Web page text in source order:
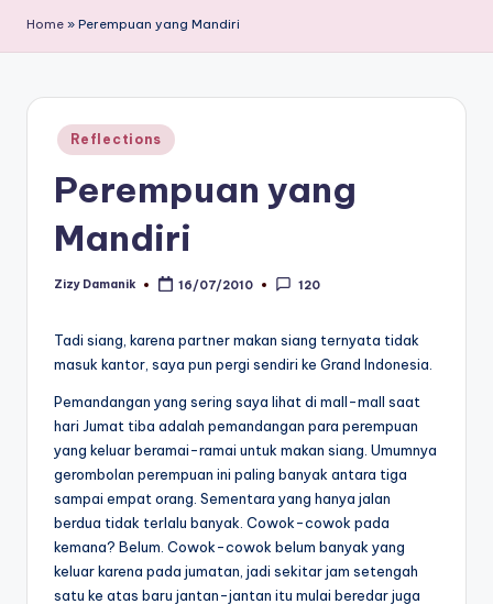
Home » Perempuan yang Mandiri
Posted
in
Reflections
Perempuan yang
Mandiri
Posted
Zizy Damanik 16/07/2010 120
Tadi siang, karena partner makan siang ternyata tidak
masuk kantor, saya pun pergi sendiri ke Grand Indonesia.
Pemandangan yang sering saya lihat di mall-mall saat
hari Jumat tiba adalah pemandangan para perempuan
yang keluar beramai-ramai untuk makan siang. Umumnya
gerombolan perempuan ini paling banyak antara tiga
sampai empat orang. Sementara yang hanya jalan
berdua tidak terlalu banyak. Cowok-cowok pada
kemana? Belum. Cowok-cowok belum banyak yang
keluar karena pada jumatan, jadi sekitar jam setengah
satu ke atas baru jantan-jantan itu mulai beredar juga